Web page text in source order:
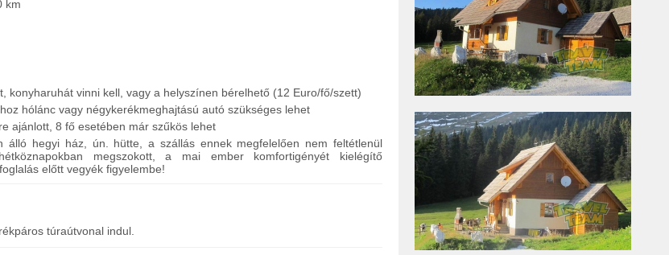
km
konyharuhát vinni kell, vagy a helyszínen bérelhető (12 Euro/fő/szett)
hólánc vagy négykerékmeghajtású autó szükséges lehet
ajánlott, 8 fő esetében már szűkös lehet
álló hegyi ház, ún. hütte, a szállás ennek megfelelően nem feltétlenül
megszokott, a mai ember komfortigényét kielégítő
előtt vegyék figyelembe!
túraútvonal indul.